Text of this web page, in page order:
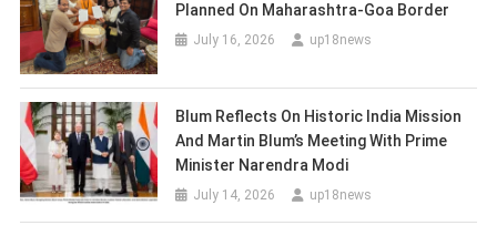
Planned On Maharashtra-Goa Border
July 16, 2026 up18news
Blum Reflects On Historic India Mission
And Martin Blum’s Meeting With Prime
Minister Narendra Modi
July 14, 2026 up18news